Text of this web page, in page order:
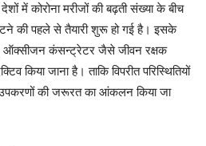
में कोरोना मरीजों की बढ़ती संख्या के बीच
की पहले से तैयारी शुरू हो गई है। इसके
ऑक्सीजन कंसन्ट्रेटर जैसे जीवन रक्षक
किया जाना है। ताकि विपरीत परिस्थितियों
की जरूरत का आंकलन किया जा